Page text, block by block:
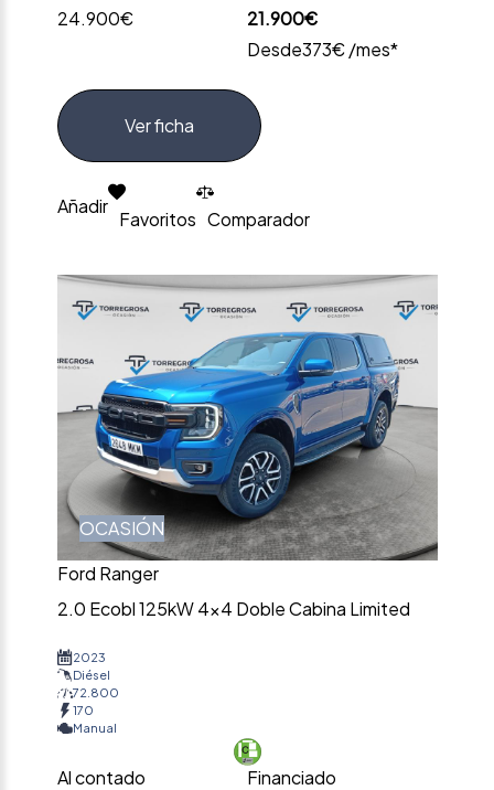
24.900€
21.900€
Desde373€ /mes*
Ver ficha
Añadir
Favoritos Comparador
OCASIÓN
Ford Ranger
2.0 Ecobl 125kW 4×4 Doble Cabina Limited
2023
Diésel
72.800
170
Manual
Al contado
Financiado